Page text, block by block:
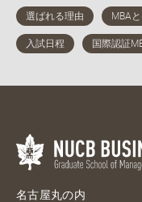
名古屋丸の内